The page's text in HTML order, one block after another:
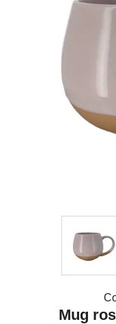
Mug